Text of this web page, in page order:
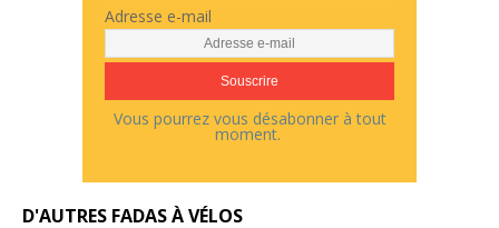
Adresse e-mail
Vous pourrez vous désabonner à tout
moment.
D'AUTRES FADAS À VÉLOS